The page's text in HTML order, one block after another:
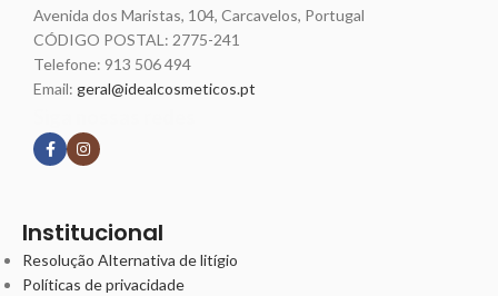
Avenida dos Maristas, 104, Carcavelos, Portugal
CÓDIGO POSTAL: 2775-241
Telefone: 913 506 494
Email: geral@idealcosmeticos.pt
Institucional
Resolução Alternativa de litígio
Políticas de privacidade